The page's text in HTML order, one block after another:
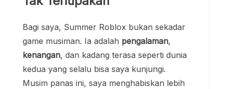
Bagi saya, Summer Roblox bukan sekadar
game musiman. Ia adalah pengalaman,
kenangan, dan kadang terasa seperti dunia
kedua yang selalu bisa saya kunjungi.
Musim panas ini, saya menghabiskan lebih